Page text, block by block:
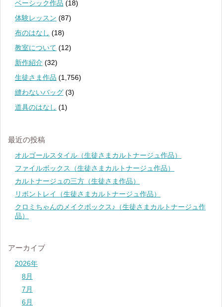
ベーシック作品 (18)
体験レッスン (87)
布のはなし (18)
教室について (12)
新作紹介 (32)
生徒さま作品 (1,756)
縫わないバッグ (3)
道具のはなし (1)
最近の投稿
オルゴールスタイル（生徒さまカルトナージュ作品）
ファイルボックス（生徒さまカルトナージュ作品）
カルトナージュの三方（生徒さま作品）
リボントレイ（生徒さまカルトナージュ作品）
クロミちゃんのメイクボックス♪（生徒さまカルトナージュ作
品）
アーカイブ
2026年
8月
7月
6月